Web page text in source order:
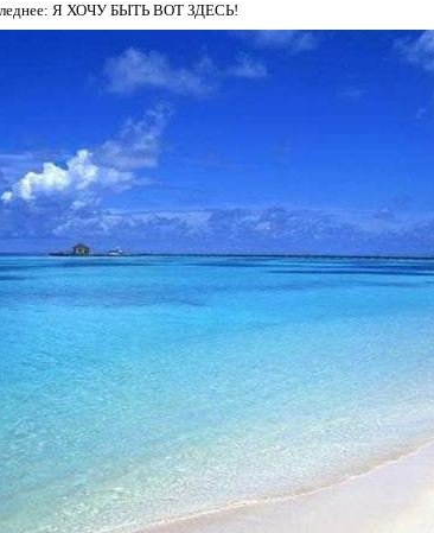
Я ХОЧУ БЫТЬ ВОТ ЗДЕСЬ!